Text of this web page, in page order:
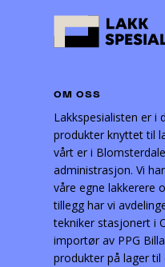
OM OSS
Lakkspesialisten er i
produkter knyttet til
vårt er i
administrasjon. Vi
våre egne lakkerere
tillegg har vi
tekniker stasjonert i
importør av PPG
produkter på lager til